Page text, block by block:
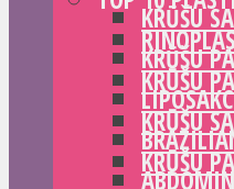
KRŪŠU
KRŪŠU
KRŪŠU
KRŪŠU
KRŪŠU